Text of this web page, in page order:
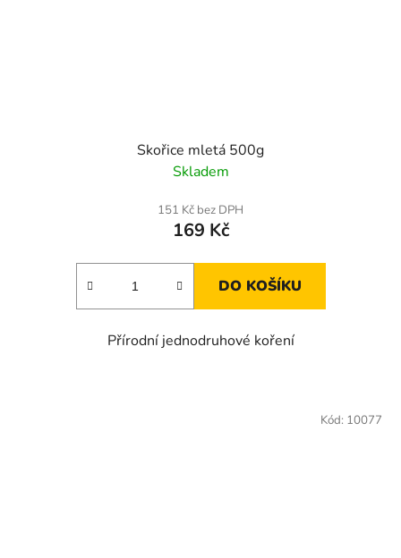
Skořice mletá 500g
Skladem
151 Kč bez DPH
169 Kč
DO KOŠÍKU
Přírodní jednodruhové koření
Kód: 10077